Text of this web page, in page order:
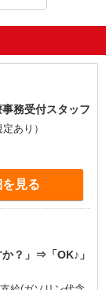
務受付スタッフ
あり）
見る
か？」⇒「OK♪」